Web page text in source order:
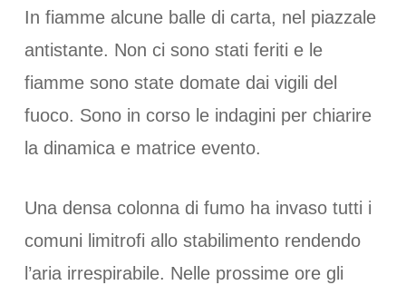
In fiamme alcune balle di carta, nel piazzale
antistante. Non ci sono stati feriti e le
fiamme sono state domate dai vigili del
fuoco. Sono in corso le indagini per chiarire
la dinamica e matrice evento.
Una densa colonna di fumo ha invaso tutti i
comuni limitrofi allo stabilimento rendendo
l’aria irrespirabile. Nelle prossime ore gli